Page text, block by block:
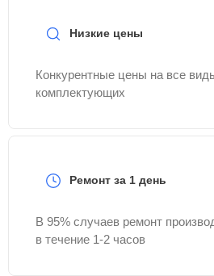
Низкие цены
Конкурентные цены на все
комплектующих
Ремонт за 1 день
В 95% случаев ремонт
в течение 1-2 часов